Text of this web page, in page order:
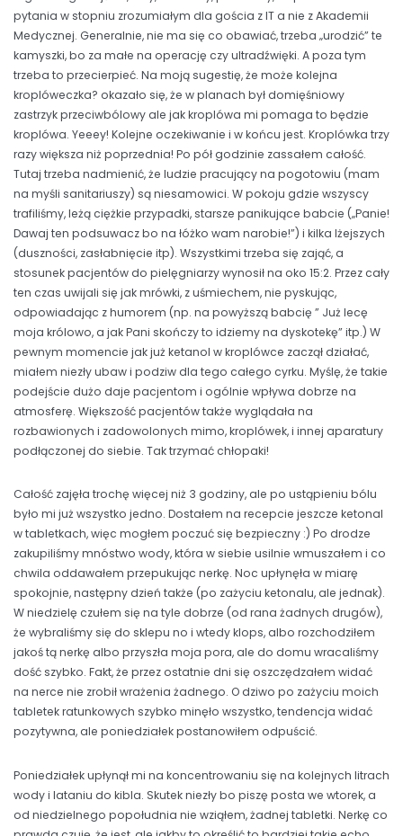
pytania w stopniu zrozumiałym dla gościa z IT a nie z Akademii
Medycznej. Generalnie, nie ma się co obawiać, trzeba „urodzić” te
kamyszki, bo za małe na operację czy ultradźwięki. A poza tym
trzeba to przecierpieć. Na moją sugestię, że może kolejna
kroplóweczka? okazało się, że w planach był domięśniowy
zastrzyk przeciwbólowy ale jak kroplówa mi pomaga to będzie
kroplówa. Yeeey! Kolejne oczekiwanie i w końcu jest. Kroplówka trzy
razy większa niż poprzednia! Po pół godzinie zassałem całość.
Tutaj trzeba nadmienić, że ludzie pracujący na pogotowiu (mam
na myśli sanitariuszy) są niesamowici. W pokoju gdzie wszyscy
trafiliśmy, leżą ciężkie przypadki, starsze panikujące babcie („Panie!
Dawaj ten podsuwacz bo na łóżko wam narobie!”) i kilka lżejszych
(duszności, zasłabnięcie itp). Wszystkimi trzeba się zająć, a
stosunek pacjentów do pielęgniarzy wynosił na oko 15:2. Przez cały
ten czas uwijali się jak mrówki, z uśmiechem, nie pyskując,
odpowiadając z humorem (np. na powyższą babcię ” Już lecę
moja królowo, a jak Pani skończy to idziemy na dyskotekę” itp.) W
pewnym momencie jak już ketanol w kroplówce zaczął działać,
miałem niezły ubaw i podziw dla tego całego cyrku. Myślę, że takie
podejście dużo daje pacjentom i ogólnie wpływa dobrze na
atmosferę. Większość pacjentów także wyglądała na
rozbawionych i zadowolonych mimo, kroplówek, i innej aparatury
podłączonej do siebie. Tak trzymać chłopaki!
Całość zajęła trochę więcej niż 3 godziny, ale po ustąpieniu bólu
było mi już wszystko jedno. Dostałem na recepcie jeszcze ketonal
w tabletkach, więc mogłem poczuć się bezpieczny :) Po drodze
zakupiliśmy mnóstwo wody, która w siebie usilnie wmuszałem i co
chwila oddawałem przepukując nerkę. Noc upłynęła w miarę
spokojnie, następny dzień także (po zażyciu ketonalu, ale jednak).
W niedzielę czułem się na tyle dobrze (od rana żadnych drugów),
że wybraliśmy się do sklepu no i wtedy klops, albo rozchodziłem
jakoś tą nerkę albo przyszła moja pora, ale do domu wracaliśmy
dość szybko. Fakt, że przez ostatnie dni się oszczędzałem widać
na nerce nie zrobił wrażenia żadnego. O dziwo po zażyciu moich
tabletek ratunkowych szybko minęło wszystko, tendencja widać
pozytywna, ale poniedziałek postanowiłem odpuścić.
Poniedziałek upłynął mi na koncentrowaniu się na kolejnych litrach
wody i lataniu do kibla. Skutek niezły bo piszę posta we wtorek, a
od niedzielnego popołudnia nie wziąłem, żadnej tabletki. Nerkę co